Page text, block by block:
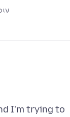
I'm trying to